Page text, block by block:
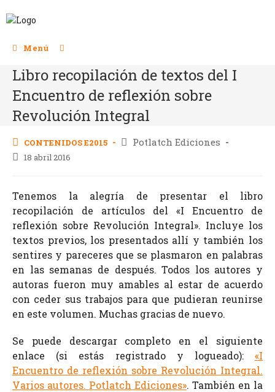
Menú
Libro recopilación de textos del I
Encuentro de reflexión sobre
Revolución Integral
CONTENIDOS E2015 Potlatch Ediciones
18 abril 2016
Tenemos la alegría de presentar el libro
recopilación de artículos del «I Encuentro de
reflexión sobre Revolución Integral». Incluye los
textos previos, los presentados allí y también los
sentires y pareceres que se plasmaron en palabras
en las semanas de después. Todos los autores y
autoras fueron muy amables al estar de acuerdo
con ceder sus trabajos para que pudieran reunirse
en este volumen. Muchas gracias de nuevo.
Se puede descargar completo en el siguiente
enlace (si estás registrado y logueado): «I
Encuentro de reflexión sobre Revolución Integral.
Varios autores. Potlatch Ediciones». También en la